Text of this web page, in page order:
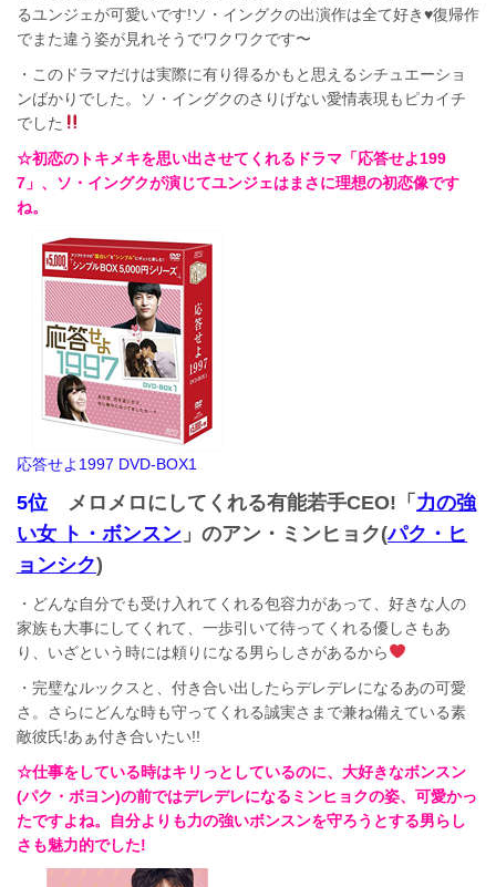
るユンジェが可愛いです!ソ・イングクの出演作は全て好き♥復帰作
でまた違う姿が見れそうでワクワクです〜
・このドラマだけは実際に有り得るかもと思えるシチュエーショ
ンばかりでした。ソ・イングクのさりげない愛情表現もピカイチ
でした
☆初恋のトキメキを思い出させてくれるドラマ「応答せよ199
7」、ソ・イングクが演じてユンジェはまさに理想の初恋像です
ね。
応答せよ1997 DVD-BOX1
5位 メロメロにしてくれる有能若手CEO!「 力の強
い女 ト・ボンスン 」のアン・ミンヒョク(パク・ヒ
ョンシク)
・どんな自分でも受け入れてくれる包容力があって、好きな人の
家族も大事にしてくれて、一歩引いて待ってくれる優しさもあ
り、いざという時には頼りになる男らしさがあるから
・完璧なルックスと、付き合い出したらデレデレになるあの可愛
さ。さらにどんな時も守ってくれる誠実さまで兼ね備えている素
敵彼氏!あぁ付き合いたい!!
☆仕事をしている時はキリっとしているのに、大好きなボンスン
(パク・ボヨン)の前ではデレデレになるミンヒョクの姿、可愛かっ
たですよね。自分よりも力の強いボンスンを守ろうとする男らし
さも魅力的でした!